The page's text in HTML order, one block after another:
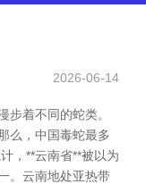
2026-06-14
步着不同的蛇类。
么，中国毒蛇最多
，**云南省**被以为
。云南地处亚热带